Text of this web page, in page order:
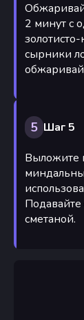
2 минут с
сырники
5 Шаг 5
Выложите
сметаной.